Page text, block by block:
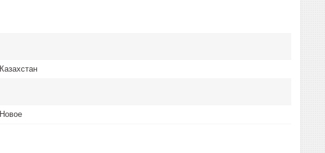
Казахстан
Новое